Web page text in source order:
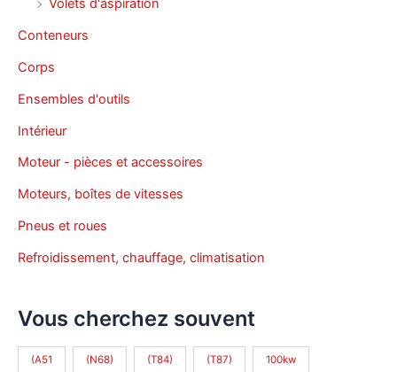
Volets d'aspiration
Conteneurs
Corps
Ensembles d'outils
Intérieur
Moteur - pièces et accessoires
Moteurs, boîtes de vitesses
Pneus et roues
Refroidissement, chauffage, climatisation
Vous cherchez souvent
(A51 (N68) (T84) (T87) 100kw